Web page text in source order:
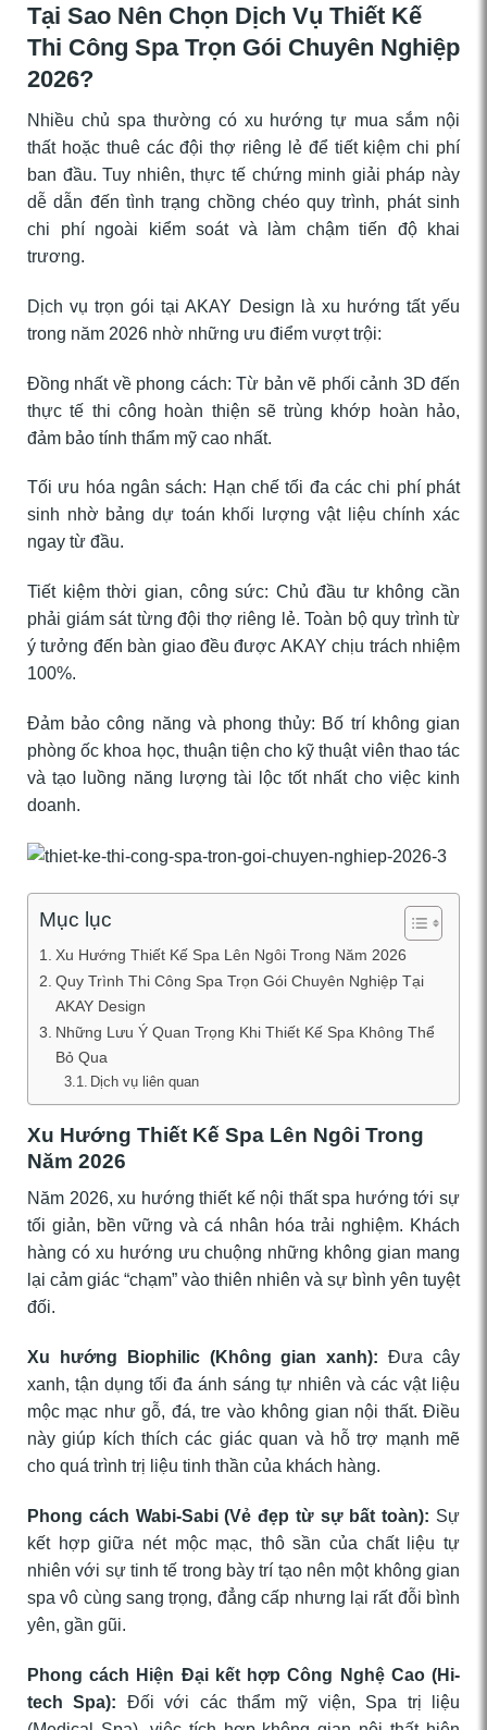
Tại Sao Nên Chọn Dịch Vụ Thiết Kế
Thi Công Spa Trọn Gói Chuyên Nghiệp
2026?
Nhiều chủ spa thường có xu hướng tự mua sắm nội
thất hoặc thuê các đội thợ riêng lẻ để tiết kiệm chi phí
ban đầu. Tuy nhiên, thực tế chứng minh giải pháp này
dễ dẫn đến tình trạng chồng chéo quy trình, phát sinh
chi phí ngoài kiểm soát và làm chậm tiến độ khai
trương.
Dịch vụ trọn gói tại AKAY Design là xu hướng tất yếu
trong năm 2026 nhờ những ưu điểm vượt trội:
Đồng nhất về phong cách: Từ bản vẽ phối cảnh 3D đến
thực tế thi công hoàn thiện sẽ trùng khớp hoàn hảo,
đảm bảo tính thẩm mỹ cao nhất.
Tối ưu hóa ngân sách: Hạn chế tối đa các chi phí phát
sinh nhờ bảng dự toán khối lượng vật liệu chính xác
ngay từ đầu.
Tiết kiệm thời gian, công sức: Chủ đầu tư không cần
phải giám sát từng đội thợ riêng lẻ. Toàn bộ quy trình từ
ý tưởng đến bàn giao đều được AKAY chịu trách nhiệm
100%.
Đảm bảo công năng và phong thủy: Bố trí không gian
phòng ốc khoa học, thuận tiện cho kỹ thuật viên thao tác
và tạo luồng năng lượng tài lộc tốt nhất cho việc kinh
doanh.
Mục lục
Xu Hướng Thiết Kế Spa Lên Ngôi Trong Năm 2026
Quy Trình Thi Công Spa Trọn Gói Chuyên Nghiệp Tại
AKAY Design
Những Lưu Ý Quan Trọng Khi Thiết Kế Spa Không Thể
Bỏ Qua
Dịch vụ liên quan
Xu Hướng Thiết Kế Spa Lên Ngôi Trong
Năm 2026
Năm 2026, xu hướng thiết kế nội thất spa hướng tới sự
tối giản, bền vững và cá nhân hóa trải nghiệm. Khách
hàng có xu hướng ưu chuộng những không gian mang
lại cảm giác “chạm” vào thiên nhiên và sự bình yên tuyệt
đối.
Xu hướng Biophilic (Không gian xanh):Đưa cây
xanh, tận dụng tối đa ánh sáng tự nhiên và các vật liệu
mộc mạc như gỗ, đá, tre vào không gian nội thất. Điều
này giúp kích thích các giác quan và hỗ trợ mạnh mẽ
cho quá trình trị liệu tinh thần của khách hàng.
Phong cách Wabi-Sabi (Vẻ đẹp từ sự bất toàn): Sự
kết hợp giữa nét mộc mạc, thô sần của chất liệu tự
nhiên với sự tinh tế trong bày trí tạo nên một không gian
spa vô cùng sang trọng, đẳng cấp nhưng lại rất đỗi bình
yên, gần gũi.
Phong cách Hiện Đại kết hợp Công Nghệ Cao (Hi-
tech Spa): Đối với các thẩm mỹ viện, Spa trị liệu